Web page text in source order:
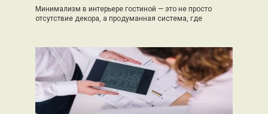
Минимализм в интерьере гостиной — это не просто
отсутствие декора, а продуманная система, где